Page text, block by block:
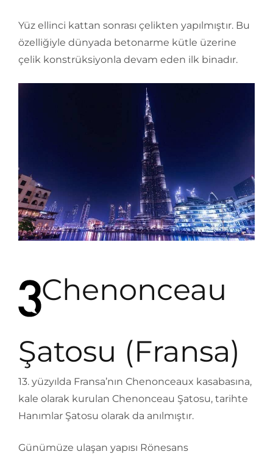
Yüz ellinci kattan sonrası çelikten yapılmıştır. Bu
özelliğiyle dünyada betonarme kütle üzerine
çelik konstrüksiyonla devam eden ilk binadır.
Chenonceau
Şatosu (Fransa)
13. yüzyılda Fransa’nın Chenonceaux kasabasına,
kale olarak kurulan Chenonceau Şatosu, tarihte
Hanımlar Şatosu olarak da anılmıştır.
Günümüze ulaşan yapısı Rönesans